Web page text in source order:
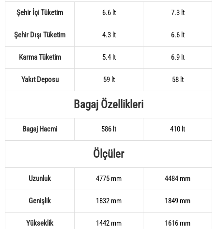
Şehir İçi Tüketim 6.6 lt 7.3 lt
Şehir Dışı Tüketim 4.3 lt 6.6 lt
Karma Tüketim 5.4 lt 6.9 lt
Yakıt Deposu 59 lt 58 lt
Bagaj Özellikleri
Bagaj Hacmi 586 lt 410 lt
Ölçüler
Uzunluk 4775 mm 4484 mm
Genişlik 1832 mm 1849 mm
Yükseklik 1442 mm 1616 mm